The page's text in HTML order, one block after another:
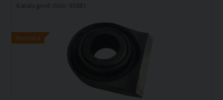
Novinka
Katalogové číslo: 93881